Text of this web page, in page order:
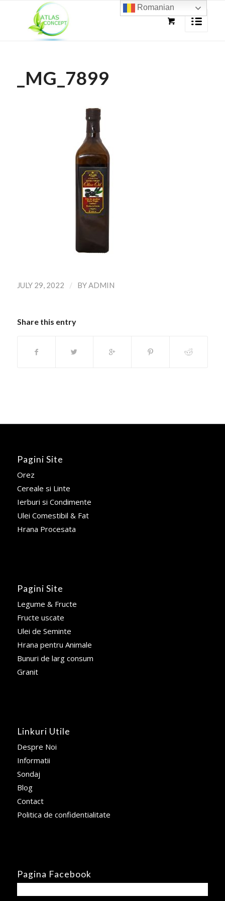
_MG_7899
JULY 29, 2022 / BYADMIN
Share this entry
Pagini Site
Orez
Cereale si Linte
Ierburi si Condimente
Ulei Comestibil & Fat
Hrana Procesata
Pagini Site
Legume & Fructe
Fructe uscate
Ulei de Seminte
Hrana pentru Animale
Bunuri de larg consum
Granit
Linkuri Utile
Despre Noi
Informatii
Sondaj
Blog
Contact
Politica de confidentialitate
Pagina Facebook
Romanian